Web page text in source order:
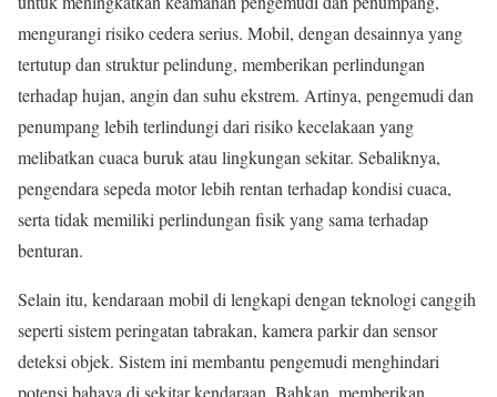
mengurangi risiko cedera serius. Mobil, dengan desainnya yang
tertutup dan struktur pelindung, memberikan perlindungan
terhadap hujan, angin dan suhu ekstrem. Artinya, pengemudi dan
penumpang lebih terlindungi dari risiko kecelakaan yang
melibatkan cuaca buruk atau lingkungan sekitar. Sebaliknya,
pengendara sepeda motor lebih rentan terhadap kondisi cuaca,
serta tidak memiliki perlindungan fisik yang sama terhadap
benturan.
Selain itu, kendaraan mobil di lengkapi dengan teknologi canggih
seperti sistem peringatan tabrakan, kamera parkir dan sensor
deteksi objek. Sistem ini membantu pengemudi menghindari
potensi bahaya di sekitar kendaraan. Bahkan, memberikan